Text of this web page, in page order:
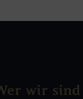
wir sind